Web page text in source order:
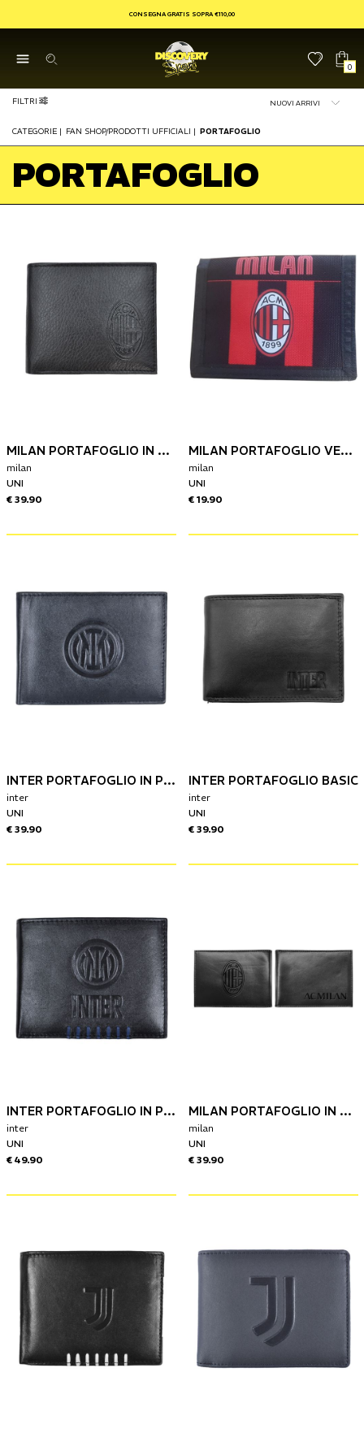
CONSEGNA GRATIS SOPRA €110,00
0
FILTRI
CATEGORIE | FAN SHOP/PRODOTTI UFFICIALI | PORTAFOGLIO
PORTAFOGLIO
MILAN PORTAFOGLIO IN PELLE
milan
UNI
€ 39.90
MILAN PORTAFOGLIO VELCRO A STRAPPO
milan
UNI
€ 19.90
INTER PORTAFOGLIO IN PELLE CON LOGO CENTRALE
inter
UNI
€ 39.90
INTER PORTAFOGLIO BASIC
inter
UNI
€ 39.90
INTER PORTAFOGLIO IN PELLE
inter
UNI
€ 49.90
MILAN PORTAFOGLIO IN PELLE CON LOGO
milan
UNI
€ 39.90